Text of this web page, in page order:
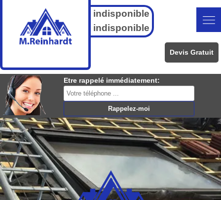
indisponible
indisponible
Devis Gratuit
Etre rappelé immédiatement: